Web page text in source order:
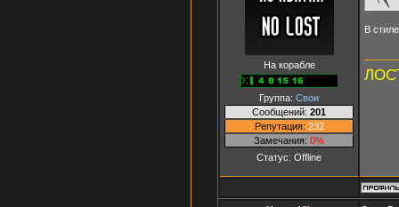
На корабле
Группа: Свои
Сообщений: 201
Репутация: 232
Замечания: 0%
Статус: Offline
В